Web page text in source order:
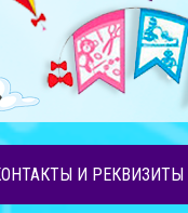
И РЕКВИЗИТЫ